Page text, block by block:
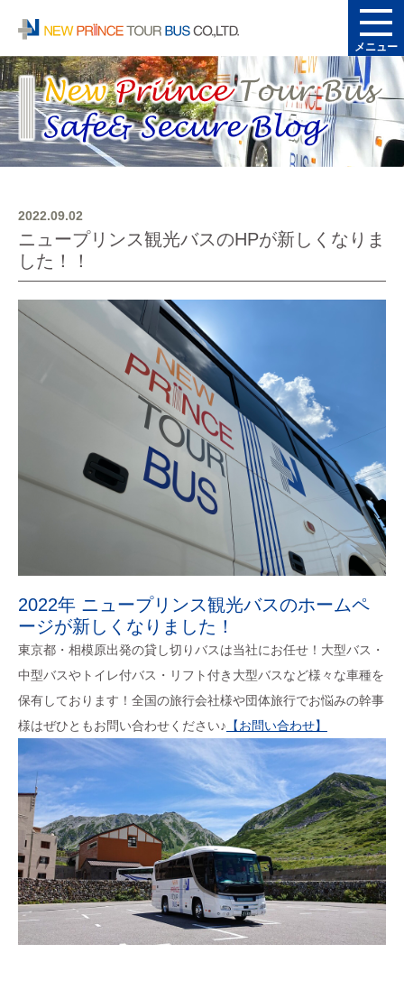
メニュー
2022.09.02
ニュープリンス観光バスのHPが新しくなりま
した！！
2022年 ニュープリンス観光バスのホームペ
ージが新しくなりました！
東京都・相模原出発の貸し切りバスは当社にお任せ！大型バス・
中型バスやトイレ付バス・リフト付き大型バスなど様々な車種を
保有しております！全国の旅行会社様や団体旅行でお悩みの幹事
様はぜひともお問い合わせください♪ 【お問い合わせ】